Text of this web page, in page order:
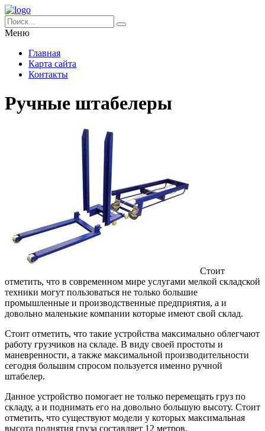
Меню
Главная
Карта сайта
Контакты
Ручные штабелеры
Стоит
отметить, что в современном мире услугами мелкой складской
техники могут пользоваться не только большие
промышленные и производственные предприятия, а и
довольно маленькие компании которые имеют свой склад.
Стоит отметить, что такие устройства максимально облегчают
работу грузчиков на складе. В виду своей простоты и
маневренности, а также максимальной производительности
сегодня большим спросом пользуется именно ручной
штабелер.
Данное устройство помогает не только перемещать груз по
складу, а и поднимать его на довольно большую высоту. Стоит
отметить, что существуют модели у которых максимальная
высота поднятия груза составляет 12 метров.